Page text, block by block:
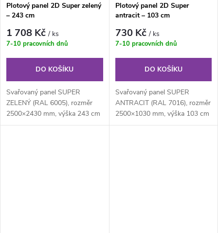
Plotový panel 2D Super zelený
– 243 cm
1 708 Kč/ ks
7-10 pracovních dnů
DO KOŠÍKU
Svařovaný panel SUPER
ZELENÝ (RAL 6005), rozměr
2500×2430 mm, výška 243 cm
je svařovaný plotový panel o
Plotový panel 2D Super
antracit – 103 cm
730 Kč/ ks
7-10 pracovních dnů
DO KOŠÍKU
Svařovaný panel SUPER
ANTRACIT (RAL 7016), rozměr
2500×1030 mm, výška 103 cm
je svařovaný plotový panel o